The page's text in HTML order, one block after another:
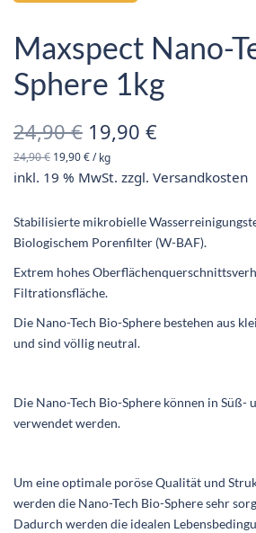
Maxspect Nano-
Sphere 1kg
24,90€ Ursprünglicher
Preis war:
19,90€
24,90€ 19,90€/kg
inkl. 19 % MwSt. zzgl.Versandkosten
Stabilisierte mikrobielle
Biologischem Porenfilter (W-BAF).
Extrem hohes
Filtrationsfläche.
Die Nano-Tech Bio-Sphere bestehen aus
und sind völlig neutral.
Die Nano-Tech Bio-Sphere können in Süß-
verwendet werden.
Um eine optimale poröse Qualität und
werden die Nano-Tech Bio-Sphere sehr
Dadurch werden die idealen